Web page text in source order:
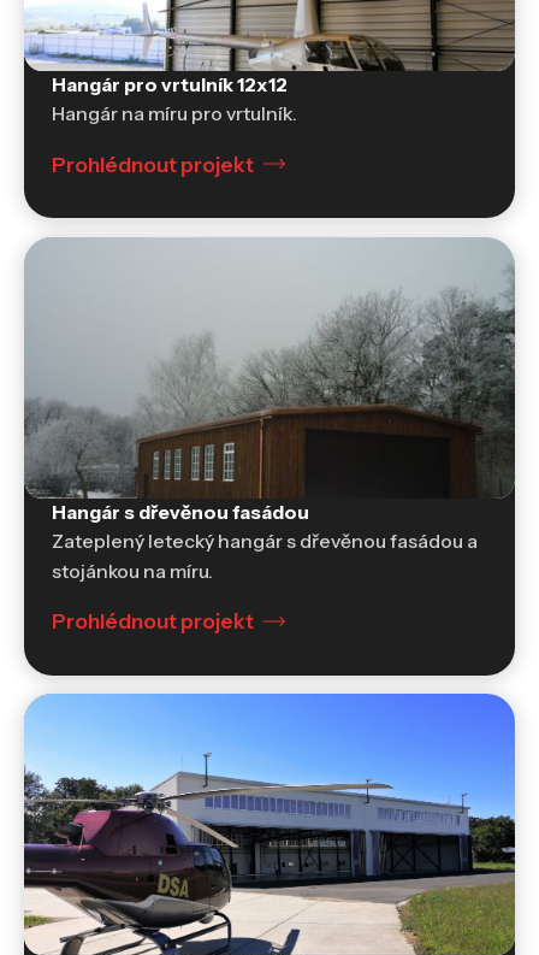
Hangár pro vrtulník 12x12
Hangár na míru pro vrtulník.
Prohlédnout projekt
Hangáry
Hangár s dřevěnou fasádou
Zateplený letecký hangár s dřevěnou fasádou a
stojánkou na míru.
Prohlédnout projekt